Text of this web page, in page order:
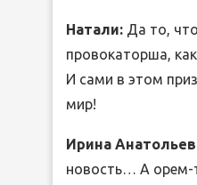
Натали: Да то,
провокаторша,
И сами в этом
мир!
Ирина
новость… А орем-